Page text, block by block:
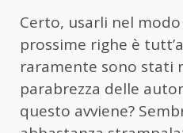
Certo, usarli nel
prossime righe è
raramente sono stati
parabrezza delle
questo avviene?